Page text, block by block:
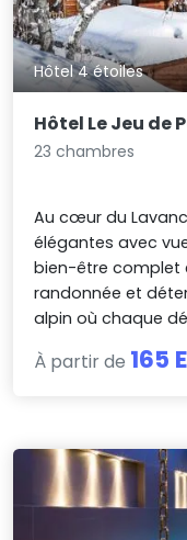
Hôtel 4 étoiles
Hôtel Le Jeu de
23 chambres
Au cœur du
élégantes avec
bien-être complet
randonnée et
alpin où chaque
À partir de 165